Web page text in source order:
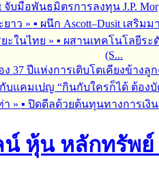
จับมือพันธมิตรการลงทุน J.P.
ยาว » ▪︎ ผนึก Ascott–Dusit เสริ
ะในไทย » ▪︎ ผสานเทคโนโลยีร
(S...
ง 37 ปีแห่งการเติบโตเคียงข้าง
กับแคมเปญ “กินกับใครก็ได้ ต้อง
า » ▪︎ ปิดดีลด้วยต้นทุนทางการเงิ